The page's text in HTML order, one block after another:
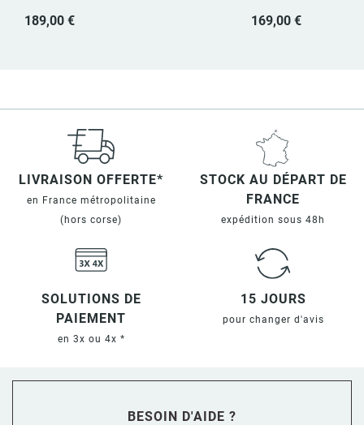
189,00 € 169,00 €
LIVRAISON OFFERTE*
en France métropolitaine
(hors corse)
STOCK AU DÉPART DE
FRANCE
expédition sous 48h
SOLUTIONS DE
PAIEMENT
en 3x ou 4x *
15 JOURS
pour changer d'avis
BESOIN D'AIDE ?